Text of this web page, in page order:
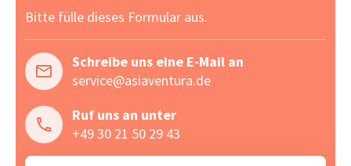
Bitte fülle dieses Formular aus.
Schreibe uns eine E-Mail an
service@asiaventura.de
Ruf uns an unter
+49 30 21 50 29 43